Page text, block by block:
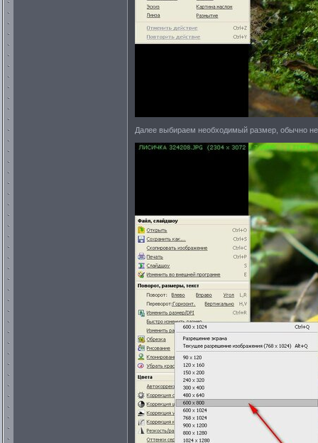
Далее выбираем необходимый размер, обычно